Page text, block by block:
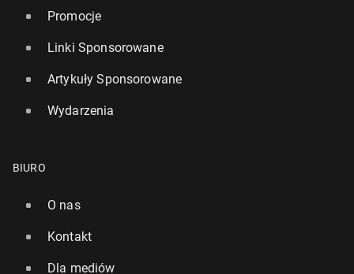
Promocje
Linki Sponsorowane
Artykuły Sponsorowane
Wydarzenia
BIURO
O nas
Kontakt
Dla mediów